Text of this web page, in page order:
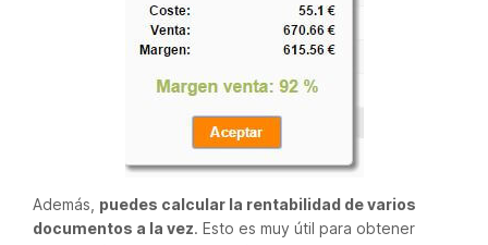
Además, puedes calcular la rentabilidad de varios
documentos a la vez. Esto es muy útil para obtener